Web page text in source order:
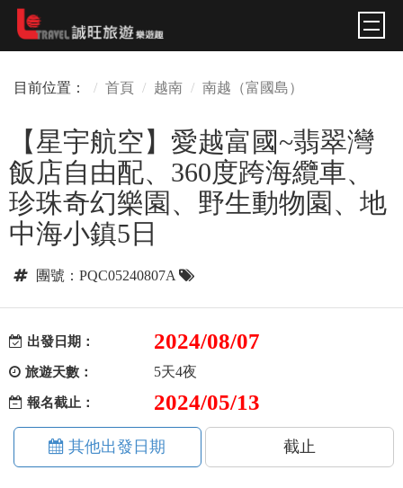
目前位置： 首頁 越南 南越（富國島）
【星宇航空】愛越富國~翡翠灣
飯店自由配、360度跨海纜車、
珍珠奇幻樂園、野生動物園、地
中海小鎮5日
團號：PQC05240807A
出發日期： 2024/08/07
旅遊天數： 5天4夜
報名截止： 2024/05/13
其他出發日期 截止